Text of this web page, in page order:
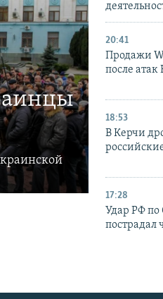
20:41
Продажи
после
18:53
В Керчи
17:28
Удар РФ по
пострадал